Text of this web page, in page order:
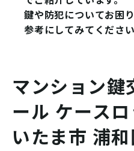
鍵や防犯についてお困
参考にしてみてください
マンション鍵
ール ケース
いたま市 浦